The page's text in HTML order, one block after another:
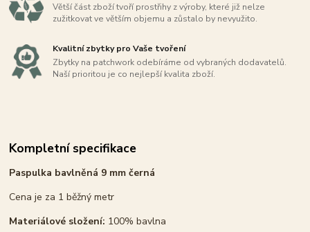
Větší část zboží tvoří prostřihy z výroby, které již nelze
zužitkovat ve větším objemu a zůstalo by nevyužito.
Kvalitní zbytky pro Vaše tvoření
Zbytky na patchwork odebíráme od vybraných dodavatelů.
Naší prioritou je co nejlepší kvalita zboží.
Kompletní specifikace
Paspulka bavlněná 9 mm černá
Cena je za 1 běžný metr
Materiálové složení: 100% bavlna